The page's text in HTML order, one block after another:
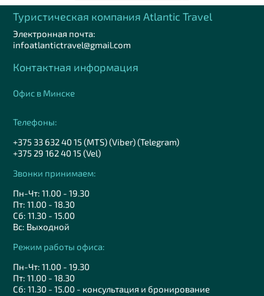
Туристическая компания Аtlantic Travel
Электронная почта:
infoatlantictravel@gmail.com
Контактная информация
Офис в Минске
Телефоны:
+375 33 632 40 15 (MTS) (Viber) (Telegram)
+375 29 162 40 15 (Vel)
Звонки принимаем:
Пн-Чт: 11.00 - 19.30
Пт: 11.00 - 18.30
Сб: 11.30 - 15.00
Вс: Выходной
Режим работы офиса:
Пн-Чт: 11.00 - 19.30
Пт: 11.00 - 18.30
Сб: 11.30 - 15.00 - консультация и бронирование